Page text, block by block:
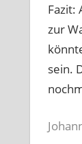
Fazit:
zur
sein.